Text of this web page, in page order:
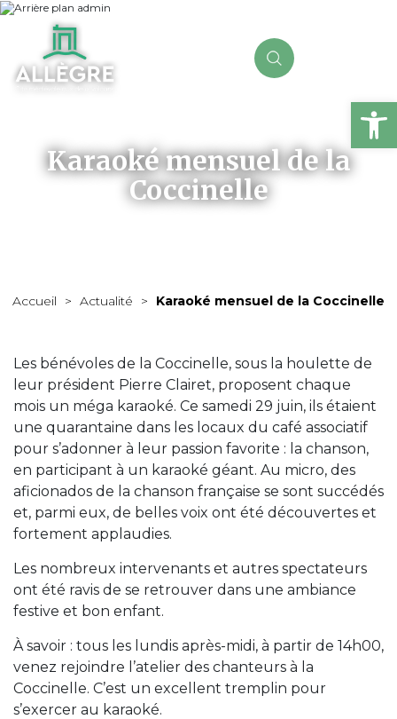
Karaoké mensuel de la
Coccinelle
Accueil > Actualité > Karaoké mensuel de la Coccinelle
Les bénévoles de la Coccinelle, sous la houlette de
leur président Pierre Clairet, proposent chaque
mois un méga karaoké. Ce samedi 29 juin, ils étaient
une quarantaine dans les locaux du café associatif
pour s’adonner à leur passion favorite : la chanson,
en participant à un karaoké géant. Au micro, des
aficionados de la chanson française se sont succédés
et, parmi eux, de belles voix ont été découvertes et
fortement applaudies.
Les nombreux intervenants et autres spectateurs
ont été ravis de se retrouver dans une ambiance
festive et bon enfant.
À savoir : tous les lundis après-midi, à partir de 14h00,
venez rejoindre l’atelier des chanteurs à la
Coccinelle. C’est un excellent tremplin pour
s’exercer au karaoké.